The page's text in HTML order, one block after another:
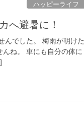
ハッピーライフ
へ避暑に！
んでした。 梅雨が明けた
ね。 車にも自分の体に